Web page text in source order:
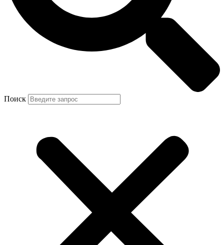
Поиск